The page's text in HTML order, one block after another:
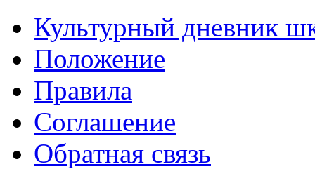
Культурный дневник
Положение
Правила
Соглашение
Обратная связь